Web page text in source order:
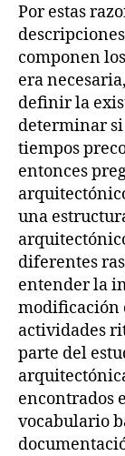
Por estas
componen
era
definir la
determinar
tiempos
entonces
una
diferentes
entender la
modificación
actividades
parte del
encontrados
vocabulario